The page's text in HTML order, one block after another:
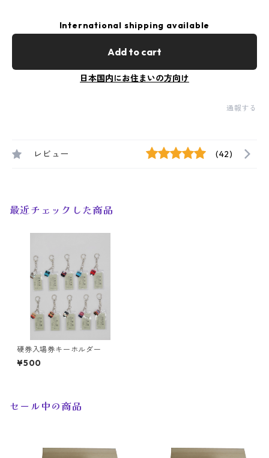
International shipping available
Add to cart
日本国内にお住まいの方向け
通報する
レビュー (42)
最近チェックした商品
硬券入場券キーホルダー
¥500
セール中の商品